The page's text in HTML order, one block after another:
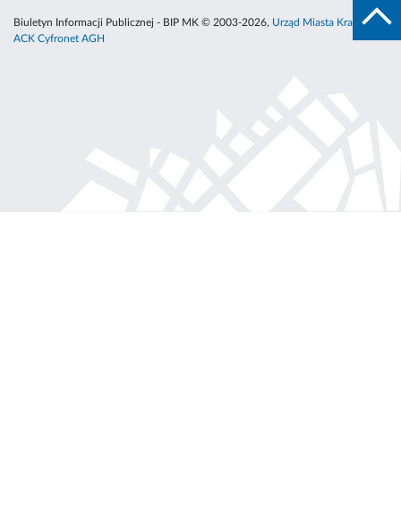
Biuletyn Informacji Publicznej - BIP MK © 2003-2026, Urząd Miasta Krakowa
ACK Cyfronet AGH